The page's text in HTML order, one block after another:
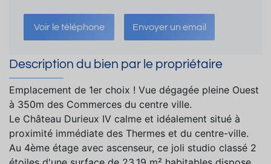
Voir le téléphone Envoyer un email
Description du bien par le propriétaire
Emplacement de 1er choix ! Vue dégagée pleine Ouest
à 350m des Commerces du centre ville.
Le Château Durieux IV calme et idéalement situé à
proximité immédiate des Thermes et du centre-ville.
Au 4ème étage avec ascenseur, ce joli studio classé 2